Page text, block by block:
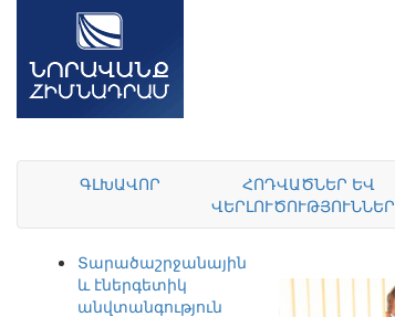
ԳԼԽԱՎՈՐ
ՀՈԴՎԱԾՆԵՐ ԵՎ
ՎԵՐԼՈՒԾՈՒԹՅՈՒՆՆԵՐ
Տարածաշրջանային
և էներգետիկ
անվտանգություն